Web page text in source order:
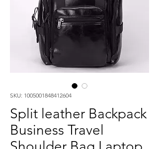
SKU: 1005001848412604
Split leather Backpack
Business Travel